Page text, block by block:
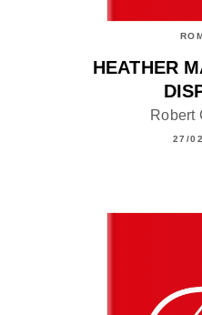
HEATHER
Robert
27/